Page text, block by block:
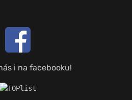
i na facebooku!